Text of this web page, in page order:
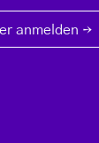
anmelden →